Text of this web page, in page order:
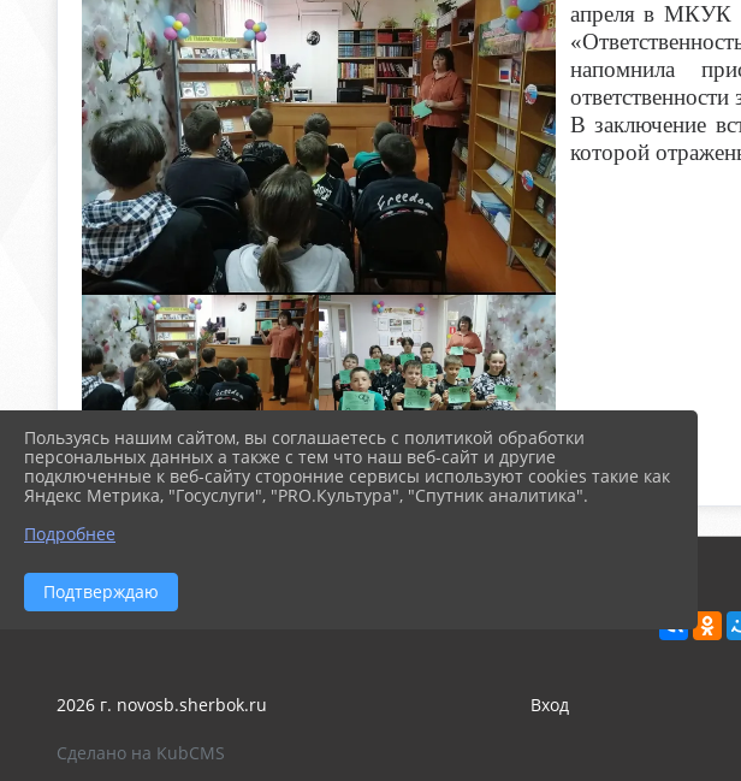
апреля в МКУК
напомнила
В заключение
которой
2026 г. novosb.sherbok.ru Вход
Сделано на KubCMS
Пользуясь нашим сайтом, вы соглашаетесь с политикой обработки
персональных данных а также с тем что наш веб-сайт и другие
подключенные к веб-сайту сторонние сервисы используют cookies такие как
Яндекс Метрика, "Госуслуги", "PRO.Культура", "Спутник аналитика".
Подробнее
Подтверждаю